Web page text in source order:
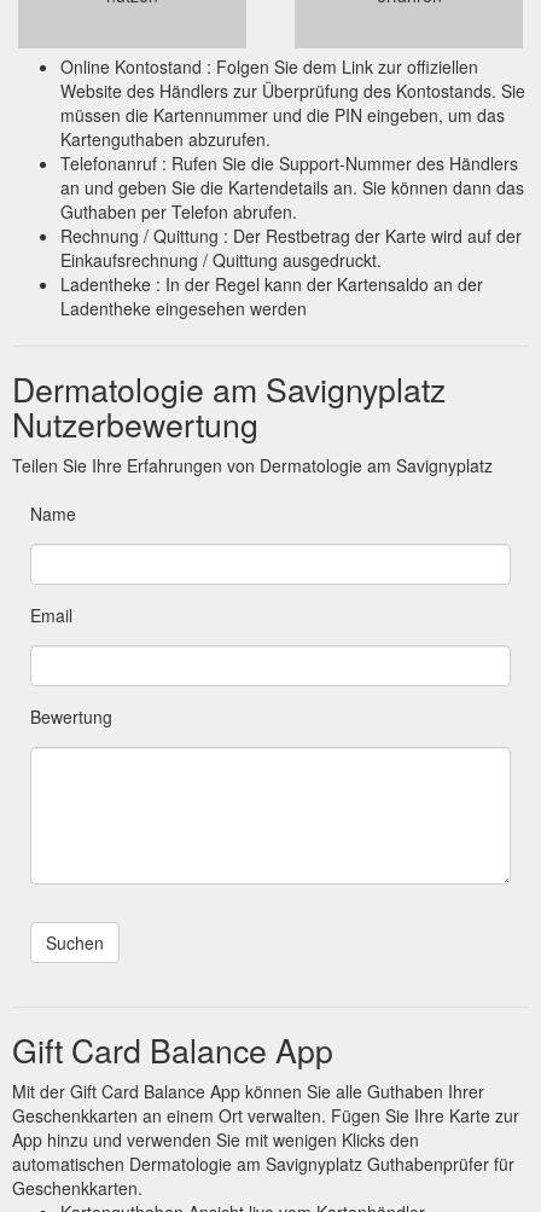
Online Kontostand : Folgen Sie dem Link zur offiziellen
Website des Händlers zur Überprüfung des Kontostands. Sie
müssen die Kartennummer und die PIN eingeben, um das
Kartenguthaben abzurufen.
Telefonanruf : Rufen Sie die Support-Nummer des Händlers
an und geben Sie die Kartendetails an. Sie können dann das
Guthaben per Telefon abrufen.
Rechnung / Quittung : Der Restbetrag der Karte wird auf der
Einkaufsrechnung / Quittung ausgedruckt.
Ladentheke : In der Regel kann der Kartensaldo an der
Ladentheke eingesehen werden
Dermatologie am Savignyplatz
Nutzerbewertung
Teilen Sie Ihre Erfahrungen von Dermatologie am Savignyplatz
Name
Email
Bewertung
Gift Card Balance App
Mit der Gift Card Balance App können Sie alle Guthaben Ihrer
Geschenkkarten an einem Ort verwalten. Fügen Sie Ihre Karte zur
App hinzu und verwenden Sie mit wenigen Klicks den
automatischen Dermatologie am Savignyplatz Guthabenprüfer für
Geschenkkarten.